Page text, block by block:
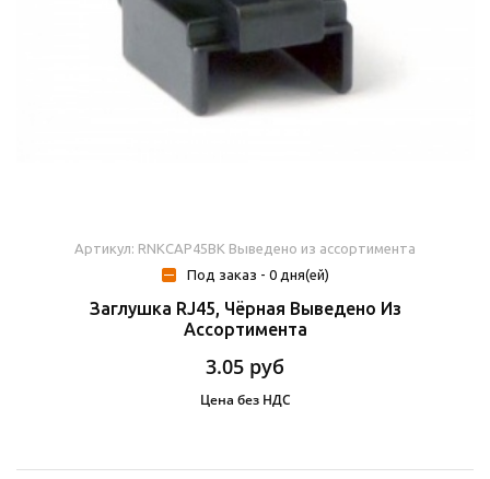
Артикул: RNKCAP45BK Выведено из ассортимента
Под заказ - 0 дня(ей)
Заглушка RJ45, Чёрная Выведено Из
Ассортимента
3.05 руб
Цена без НДС